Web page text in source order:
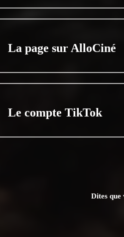
La page sur AlloCiné
Le compte TikTok
Dites que